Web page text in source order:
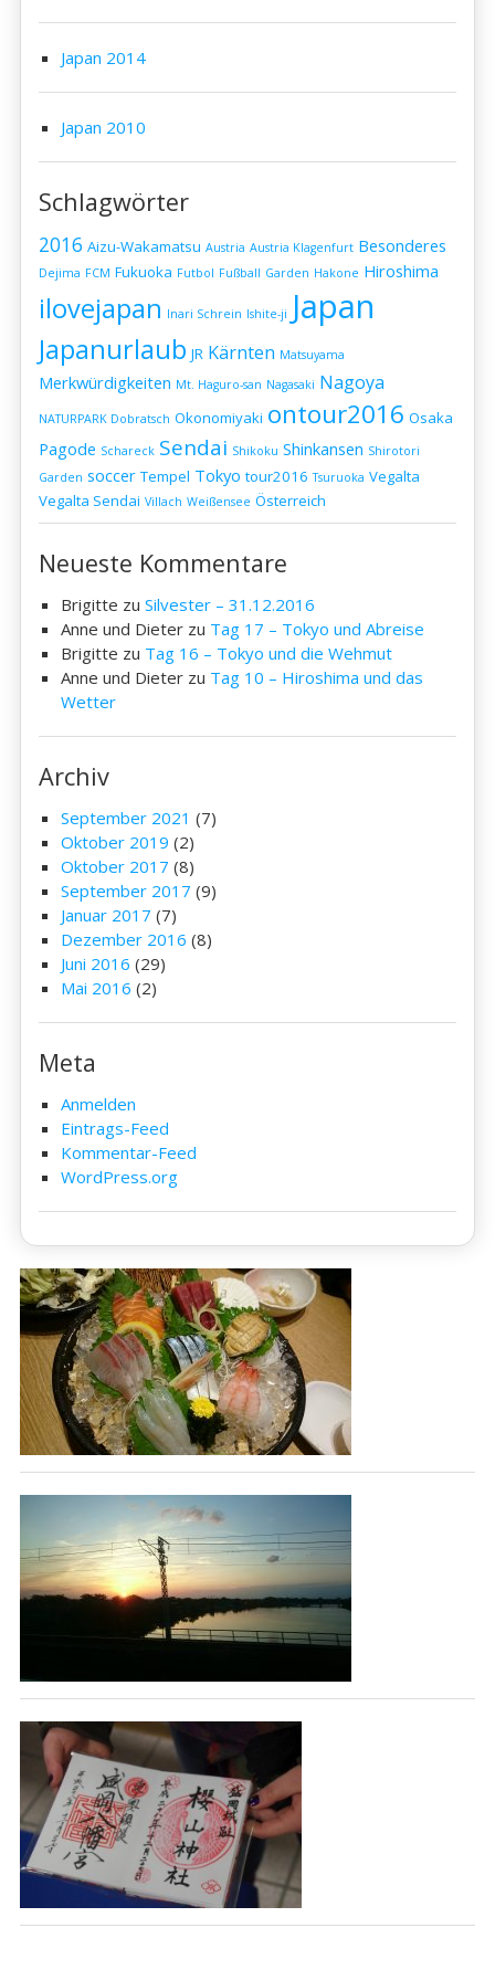
Japan 2014
Japan 2010
Schlagwörter
2016 Aizu-Wakamatsu Austria Austria Klagenfurt Besonderes
Dejima FCM Fukuoka Futbol Fußball Garden Hakone Hiroshima
ilovejapan Inari Schrein Ishite-ji Japan
Japanurlaub JR Kärnten Matsuyama
Merkwürdigkeiten Mt. Haguro-san Nagasaki Nagoya
NATURPARK Dobratsch Okonomiyaki ontour2016 Osaka
Pagode Schareck Sendai Shikoku Shinkansen Shirotori
Garden soccer Tempel Tokyo tour2016 Tsuruoka Vegalta
Vegalta Sendai Villach Weißensee Österreich
Neueste Kommentare
Brigitte zuSilvester – 31.12.2016
Anne und Dieter zu Tag 17 – Tokyo und Abreise
Brigitte zu Tag 16 – Tokyo und die Wehmut
Anne und Dieter zu Tag 10 – Hiroshima und das
Wetter
Archiv
September 2021 (7)
Oktober 2019 (2)
Oktober 2017 (8)
September 2017 (9)
Januar 2017 (7)
Dezember 2016 (8)
Juni 2016 (29)
Mai 2016 (2)
Meta
Anmelden
Eintrags-Feed
Kommentar-Feed
WordPress.org